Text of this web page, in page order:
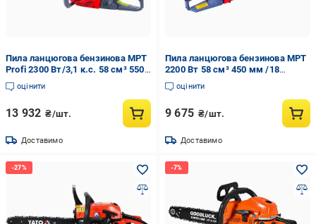
Пила ланцюгова бензинова MPT
Profi 2300 Вт/3,1 к.с. 58 см³ 550
мм /22 3000 об/хв
оцінити
13 932 ₴/шт.
Доставимо
Пила ланцюгова бензинова MPT
2200 Вт 58 см³ 450 мм /18
плавний пуск
оцінити
9 675 ₴/шт.
Доставимо